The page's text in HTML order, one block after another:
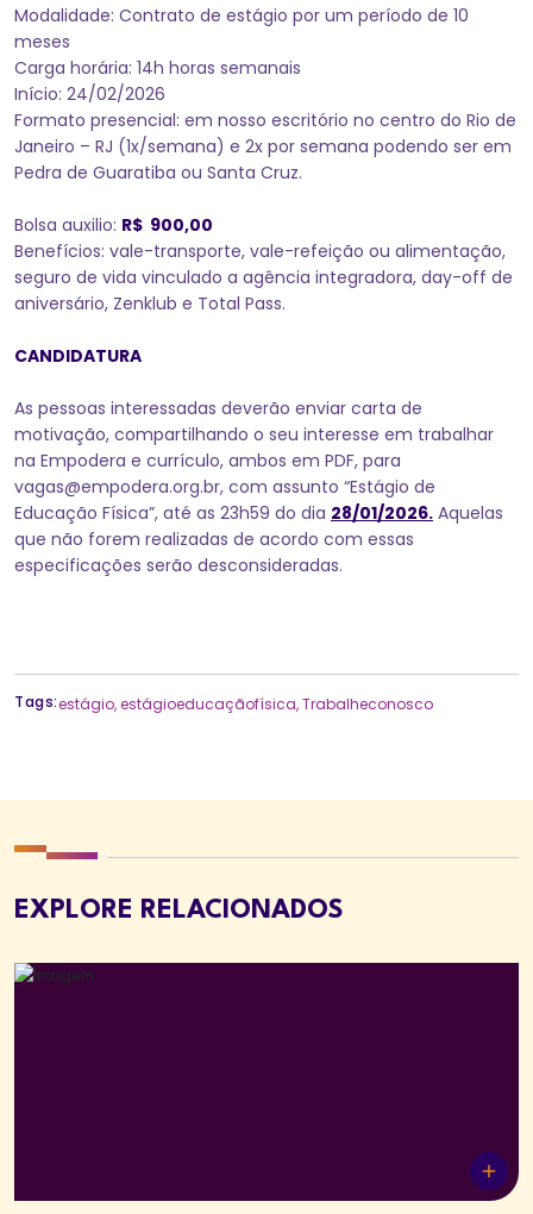
Modalidade: Contrato de estágio por um período de 10
meses
Carga horária: 14h horas semanais
Início: 24/02/2026
Formato presencial: em nosso escritório no centro do Rio de
Janeiro – RJ (1x/semana) e 2x por semana podendo ser em
Pedra de Guaratiba ou Santa Cruz.
Bolsa auxilio: R$ 900,00
Benefícios: vale-transporte, vale-refeição ou alimentação,
seguro de vida vinculado a agência integradora, day-off de
aniversário, Zenklub e Total Pass.
CANDIDATURA
As pessoas interessadas deverão enviar carta de
motivação, compartilhando o seu interesse em trabalhar
na Empodera e currículo, ambos em PDF, para
vagas@empodera.org.br, com assunto “Estágio de
Educação Física”, até as 23h59 do dia 28/01/2026. Aquelas
que não forem realizadas de acordo com essas
especificações serão desconsideradas.
Tags:estágio,estágioeducaçãofísica,Trabalheconosco
EXPLORE RELACIONADOS